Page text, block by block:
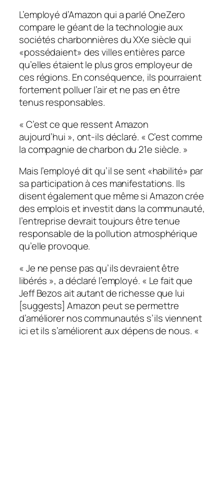
L’employé d’Amazon qui a parléOneZero
compare le géant de la technologie aux
sociétés charbonnières du XXe siècle qui
«possédaient» des villes entières parce
qu’elles étaient le plus gros employeur de
ces régions. En conséquence, ils pourraient
fortement polluer l’air et ne pas en être
tenus responsables.
« C’est ce que ressent Amazon
aujourd’hui », ont-ils déclaré. « C’est comme
la compagnie de charbon du 21e siècle. »
Mais l’employé dit qu’il se sent «habilité» par
sa participation à ces manifestations. Ils
disent également que même si Amazon crée
des emplois et investit dans la communauté,
l’entreprise devrait toujours être tenue
responsable de la pollution atmosphérique
qu’elle provoque.
« Je ne pense pas qu’ils devraient être
libérés », a déclaré l’employé. « Le fait que
Jeff Bezos ait autant de richesse que lui
[suggests] Amazon peut se permettre
d’améliorer nos communautés s’ils viennent
ici et ils s’améliorent aux dépens de nous. «